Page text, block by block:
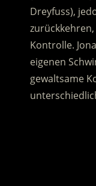
Dreyfuss),
Kontrolle.
eigenen
gewaltsame